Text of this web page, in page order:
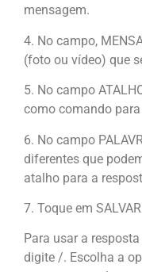
mensagem.
4. No campo,
(foto ou vídeo) que
5. No campo
como comando
6. No campo
diferentes que
atalho para a
7. Toque em
Para usar a
digite /. Escolha a